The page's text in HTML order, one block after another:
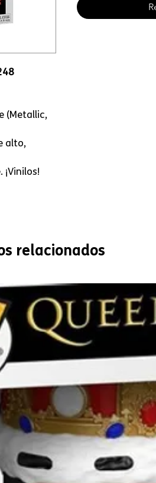
(Metallic,
alto,
relacionados